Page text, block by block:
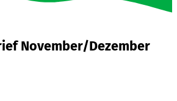
November/Dezember